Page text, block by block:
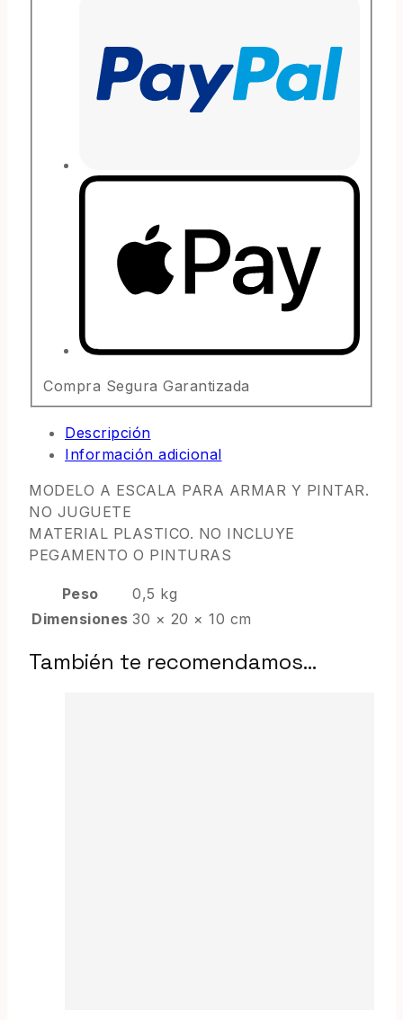
Compra Segura Garantizada
Descripción
Información adicional
MODELO A ESCALA PARA ARMAR Y PINTAR.
NO JUGUETE
MATERIAL PLASTICO. NO INCLUYE
PEGAMENTO O PINTURAS
Peso
0,5 kg
Dimensiones 30 × 20 × 10 cm
También te recomendamos…